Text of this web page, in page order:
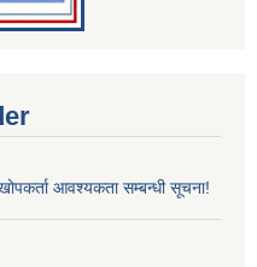
आवश्यकता सम्बन्धी सूचना!